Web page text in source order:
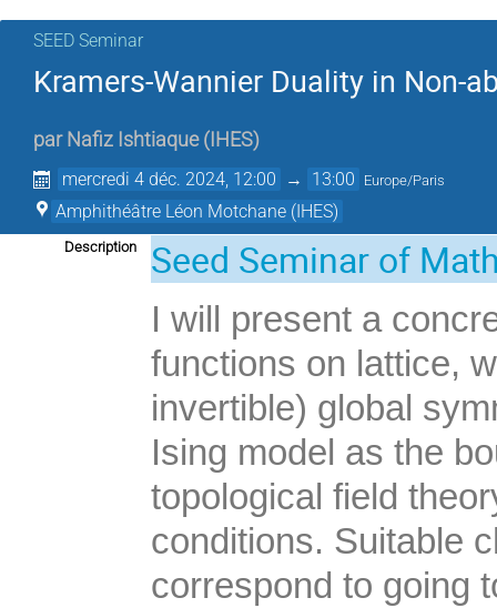
SEED Seminar
Kramers-Wannier Duality in Non-
par Nafiz Ishtiaque ( IHES)
mercredi 4 déc. 2024, 12:00 → 13:00 Europe/Paris
Amphithéâtre Léon Motchane (IHES)
Description Seed Seminar of
I will present a
functions on lattice,
invertible) global
Ising model as the
topological field
conditions. Suitable
correspond to going